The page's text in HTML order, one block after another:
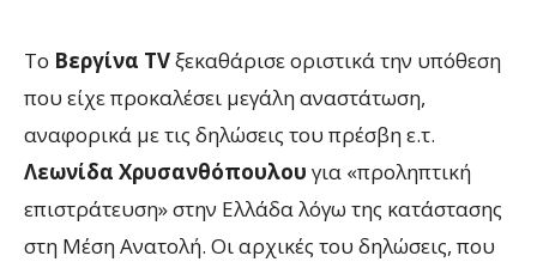
Το Βεργίνα TVξεκαθάρισε οριστικά την υπόθεση
που είχε προκαλέσει μεγάλη αναστάτωση,
αναφορικά με τις δηλώσεις του πρέσβη ε.τ.
Λεωνίδα Χρυσανθόπουλου για «προληπτική
επιστράτευση» στην Ελλάδα λόγω της κατάστασης
στη Μέση Ανατολή. Οι αρχικές του δηλώσεις, που